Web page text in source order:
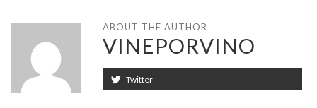
ABOUT THE AUTHOR
VINEPORVINO
Twitter